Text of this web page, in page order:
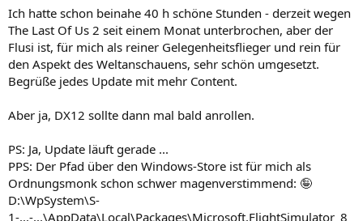
Ich hatte schon beinahe 40 h schöne Stunden - derzeit wegen
The Last Of Us 2 seit einem Monat unterbrochen, aber der
Flusi ist, für mich als reiner Gelegenheitsflieger und rein für
den Aspekt des Weltanschauens, sehr schön umgesetzt.
Begrüße jedes Update mit mehr Content.
Aber ja, DX12 sollte dann mal bald anrollen.
PS: Ja, Update läuft gerade ...
PPS: Der Pfad über den Windows-Store ist für mich als
Ordnungsmonk schon schwer magenverstimmend: 🤪
D:\WpSystem\S-
1-...-...\AppData\Local\Packages\Microsoft.FlightSimulator_8